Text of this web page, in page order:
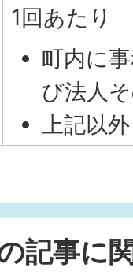
1回あたり
町内に
び法人
上記以
記事に